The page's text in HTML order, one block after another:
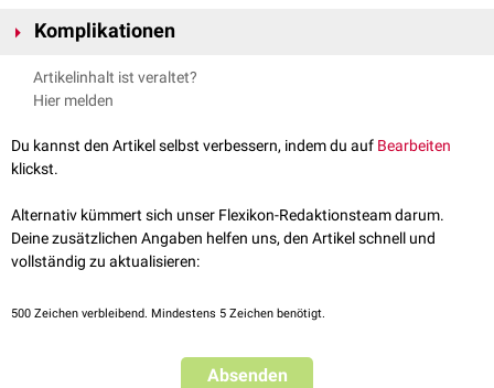
beim Kind ist. Ein Hygroma colli kann je nach Größe ein
darstellen.
Das zervikaleLymphangiomtritt ansonsten nach der Geburt klinisch
durch eine Schwellung am Hals in Erscheinung. Eine
MittelsMRT wird zur Therapieplanung das vollständige Ausmaß und die
Lagebeziehung zu den
Sklerotherapie mit zytotoxischen Substanzen (z.B.
lebenswichtigen Organen evtl. nur unvollständig erfolgen.
Komplikationen
Die gefährlichste Komplikation ist die
auch durch eine Einblutung in die Zyste im Rahmen einer Spontangeburt
PostoperativeKomplikationen wieRezidiv ,Infektionen, Einblutungen,
Verletzungen von Gefäßen oder Nerven sind nicht selten.
Artikelinhalt ist veraltet?
Hier melden
Du kannst den Artikel selbst verbessern, indem du auf Bearbeiten
klickst.
Alternativ kümmert sich unser Flexikon-Redaktionsteam darum.
Deine zusätzlichen Angaben helfen uns, den Artikel schnell und
vollständig zu aktualisieren:
500 Zeichen verbleibend. Mindestens 5 Zeichen benötigt.
Absenden